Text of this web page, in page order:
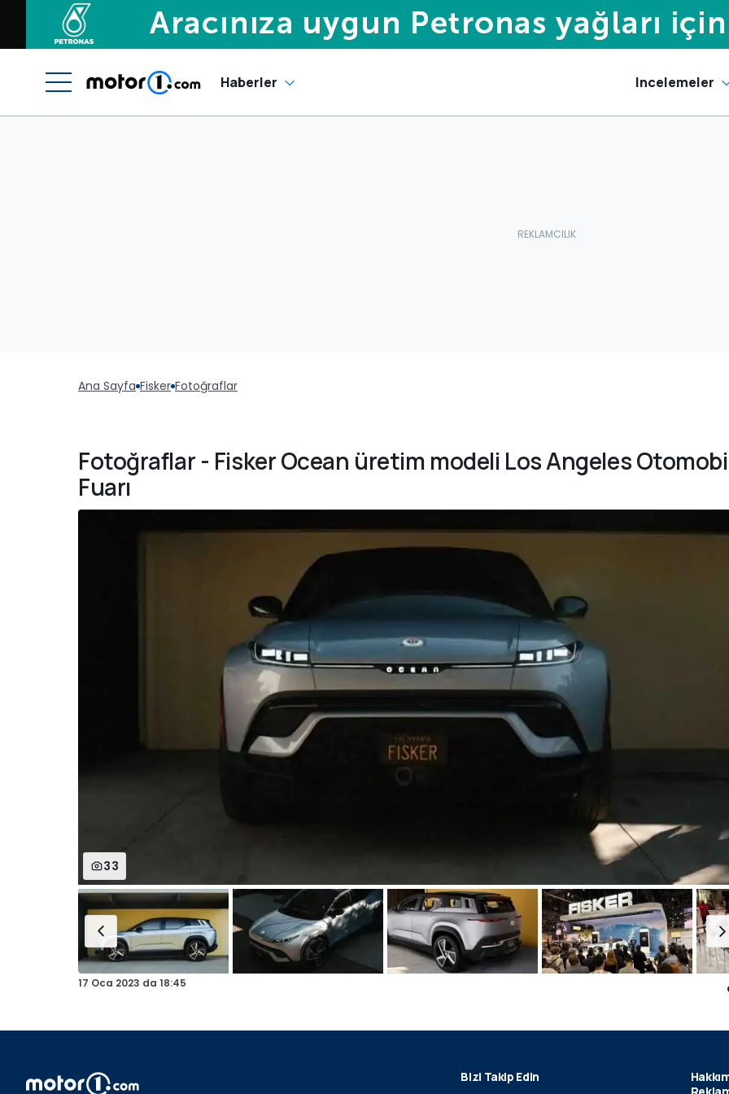
Haberler Incelemeler
Ana Sayfa Fisker Fotoğraflar
Fotoğraflar - Fisker Ocean üretim modeli Los Angeles
Fuarı
33
17 Oca 2023 da 18:45
Bizi Takip Edin